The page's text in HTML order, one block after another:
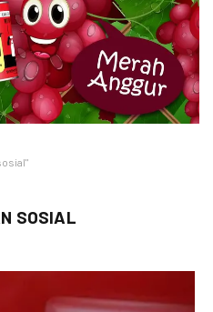
SOSIAL